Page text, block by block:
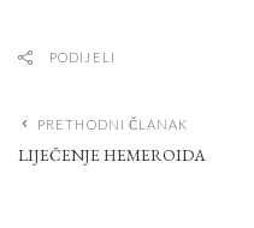
PODIJELI
PRETHODNI ČLANAK
LIJEČENJE HEMEROIDA